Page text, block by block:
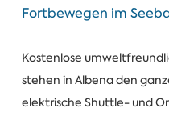
Fortbewegen im
Kostenlose
stehen in Albena den
elektrische Shuttle- und